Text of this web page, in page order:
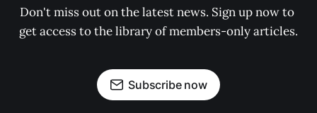
Don't miss out on the latest news. Sign up now to
get access to the library of members-only articles.
Subscribe now